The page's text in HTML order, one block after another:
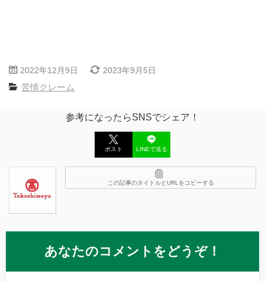
2022年12月9日 2023年9月5日
苦情クレーム
参考になったらSNSでシェア！
ポスト LINEで送る
この記事のタイトルとURLをコピーする
あなたのコメントをどうぞ！